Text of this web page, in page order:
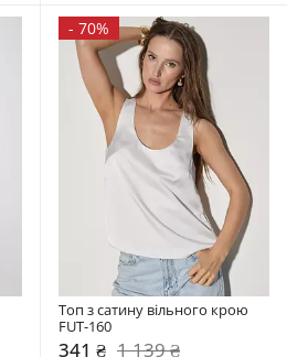
- 70%
Топ з сатину вільного крою
FUT-160
341 ₴ 1 139 ₴